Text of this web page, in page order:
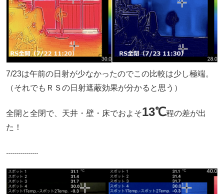
7/23は午前の日射が少なかったのでこの比較は少し極端。
（それでもＲＳの日射遮蔽効果が分かると思う）
全開と全閉で、天井・壁・床でおよそ13℃程の差が出
た！
................